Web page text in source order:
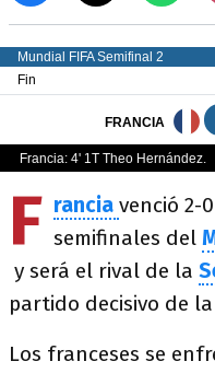
F rancia venció 2-
semifinales del
y será el rival de la
partido decisivo de
Los franceses se